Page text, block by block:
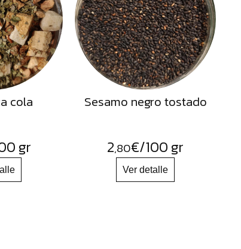
cola
gr
Sesamo negro tostado
2,80€/100 gr